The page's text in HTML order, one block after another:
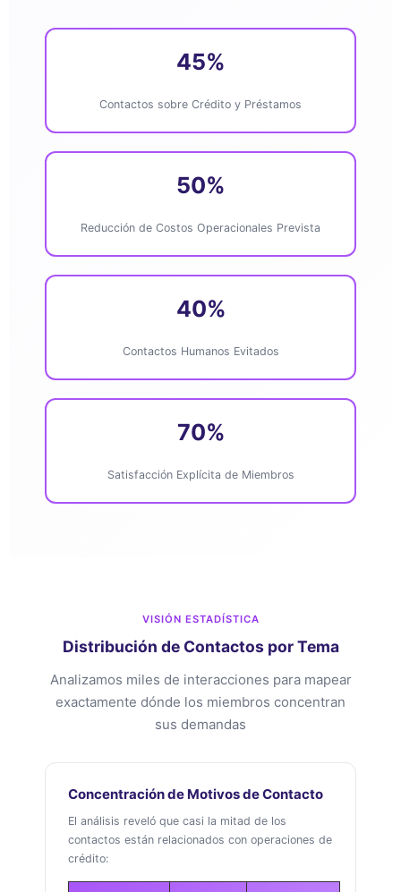
45%
Contactos sobre Crédito y Préstamos
50%
Reducción de Costos Operacionales Prevista
40%
Contactos Humanos Evitados
70%
Satisfacción Explícita de Miembros
VISIÓN ESTADÍSTICA
Distribución de Contactos por Tema
Analizamos miles de interacciones para mapear
exactamente dónde los miembros concentran
sus demandas
Concentración de Motivos de Contacto
El análisis reveló que casi la mitad de los
contactos están relacionados con operaciones de
crédito: